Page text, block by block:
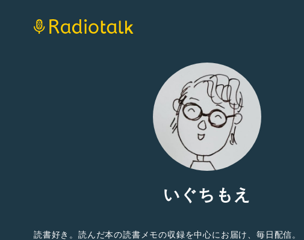
いぐちもえ
読書好き。読んだ本の読書メモの収録を中心にお届け、毎日配信。